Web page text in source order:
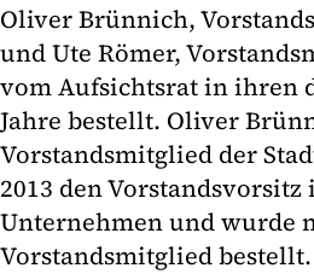
Oliver Brünnich,
und Ute Römer,
vom Aufsichtsrat in ihren
Jahre bestellt. Oliver
Vorstandsmitglied der
2013 den
Unternehmen und wurde
Vorstandsmitglied bestellt.